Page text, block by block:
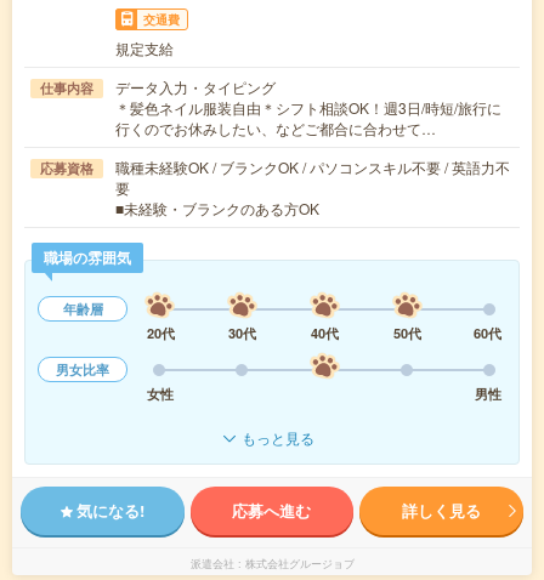
交通費
規定支給
仕事内容
データ入力・タイピング
＊髪色ネイル服装自由＊シフト相談OK！週3日/時短/旅行に
行くのでお休みしたい、などご都合に合わせて…
応募資格
職種未経験OK / ブランクOK / パソコンスキル不要 / 英語力不
要
■未経験・ブランクのある方OK
職場の雰囲気
年齢層
20代
30代 40代 50代
60代
男女比率
女性
男性
もっと見る
気になる! 応募へ進む 詳しく見る
派遣会社 株式会社グルージョブ